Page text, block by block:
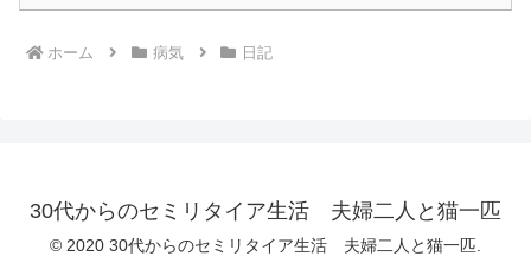
ホーム 病気 日記
30代からのセミリタイア生活 夫婦二人と猫一匹
© 2020 30代からのセミリタイア生活 夫婦二人と猫一匹.